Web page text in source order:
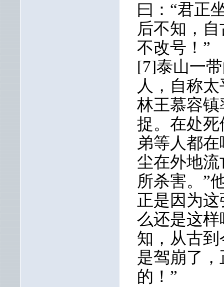
曰：“君正
后不知，
不改号！”
[7]泰山一
人，自称
林王慕容
捉。在处
弟等人都
尘在外地
所杀害。”
正是因为
么还是这样
知，从古
是驾崩了
的！”